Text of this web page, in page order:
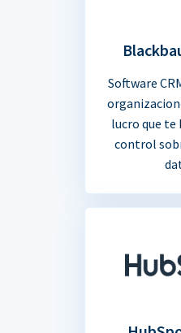
Software
lucro que te
control